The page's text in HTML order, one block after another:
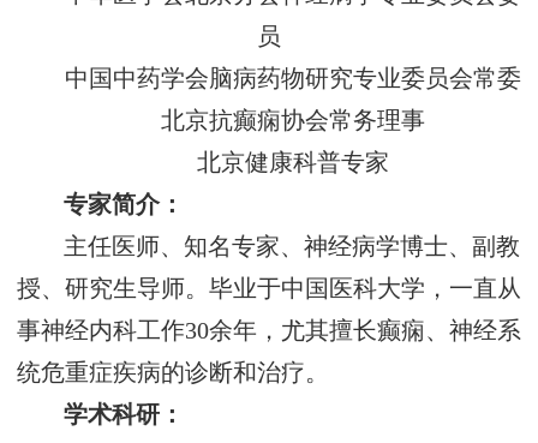
员
中国中药学会脑病药物研究专业委员会常委
北京抗癫痫协会常务理事
北京健康科普专家
专家简介：
主任医师、知名专家、神经病学博士、副教
授、研究生导师。毕业于中国医科大学，一直从
事神经内科工作30余年，尤其擅长癫痫、神经系
统危重症疾病的诊断和治疗。
学术科研：